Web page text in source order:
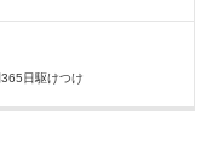
日駆けつけ